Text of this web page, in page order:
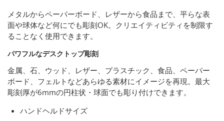
メタルからペーパーボード、レザーから食品まで、平らな表
面や球体など何にでも彫刻OK。クリエイティビティを制限す
ることなく使用できます。
パワフルなデスクトップ彫刻
金属、石、ウッド、レザー、プラスチック、食品、ペーパー
ボード、フェルトなどあらゆる素材にイメージを再現。最大
彫刻厚が6mmの円柱状・球面でも彫り付けできます。
ハンドヘルドサイズ